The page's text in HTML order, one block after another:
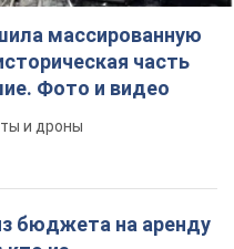
массированную
часть
Фото и видео
и дроны
бюджета на аренду